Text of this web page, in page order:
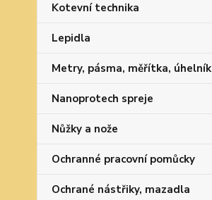
Kotevní technika
Lepidla
Metry, pásma, měřítka, úhelník
Nanoprotech spreje
Nůžky a nože
Ochranné pracovní pomůcky
Ochrané nástřiky, mazadla